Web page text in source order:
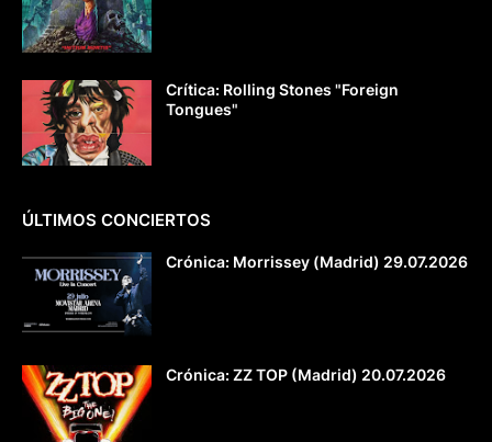
Crítica: Rolling Stones "Foreign
Tongues"
ÚLTIMOS CONCIERTOS
Crónica: Morrissey (Madrid) 29.07.2026
Crónica: ZZ TOP (Madrid) 20.07.2026